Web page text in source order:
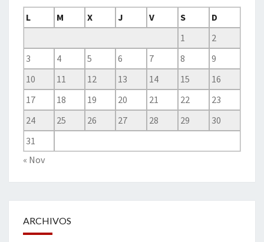
L
M X J V S
D
1
2
3
4 5 6 7 8
9
10
11 12 13 14 15
16
17
18 19 20 21 22
23
24
25 26 27 28 29
30
31
« Nov
ARCHIVOS